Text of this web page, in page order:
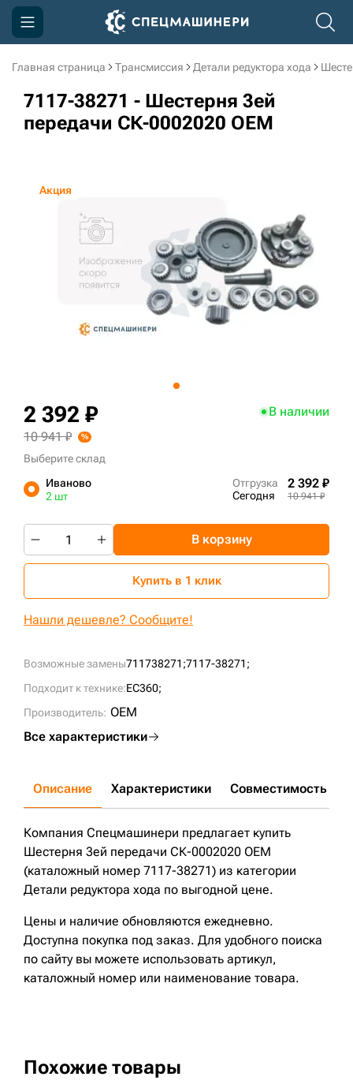
Главная страница Трансмиссия Детали редуктора хода
7117-38271 - Шестерня 3ей
передачи СК-0002020 OEM
Акция
Возможные замены711738271;7117-38271;
Подходит к технике:EC360;
Производитель: OEM
Все характеристики
2 392 ₽
10 941 ₽
В наличии
Выберите склад
Иваново
2 шт
Отгрузка
Сегодня
2 392 ₽
10 941 ₽
В корзину
Купить в 1 клик
Нашли дешевле? Сообщите!
Описание Характеристики Совместимость
Компания Спецмашинери предлагает купить
Шестерня 3ей передачи СК-0002020 OEM
(каталожный номер 7117-38271) из категории
Детали редуктора хода по выгодной цене.
Цены и наличие обновляются ежедневно.
Доступна покупка под заказ. Для удобного поиска
по сайту вы можете использовать артикул,
каталожный номер или наименование товара.
Похожие товары
Компания
Акции
3D тур по производству
3D тур по складам
sksale@skdst.ru